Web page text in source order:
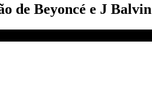
de Beyoncé e J Balvin